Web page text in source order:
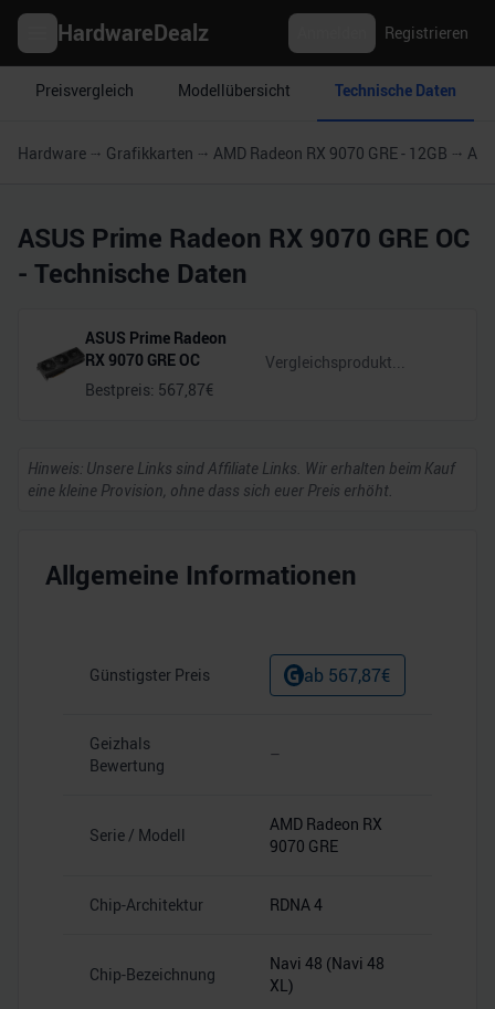
HardwareDealz Registrieren
Preisvergleich Modellübersicht Technische Daten
Hardware Grafikkarten AMD Radeon RX 9070 GRE - 12GB
ASUS Prime Radeon RX 9070 GRE OC
- Technische Daten
ASUS Prime Radeon
RX 9070 GRE OC
Bestpreis: 567,87€
Hinweis: Unsere Links sind Affiliate Links. Wir erhalten beim Kauf
eine kleine Provision, ohne dass sich euer Preis erhöht.
Allgemeine Informationen
Günstigster Preis ab 567,87€
Geizhals
Bewertung
–
Serie / Modell
AMD Radeon RX
9070 GRE
Chip-Architektur RDNA 4
Chip-Bezeichnung
Navi 48 (Navi 48
XL)